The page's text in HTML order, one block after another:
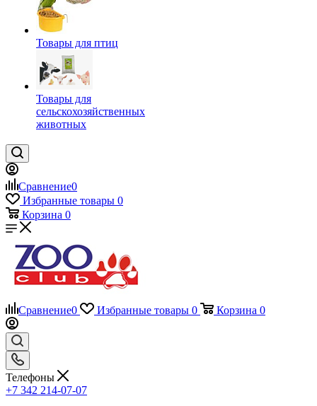
Товары для птиц
Товары для
сельскохозяйственных
животных
Сравнение0
Избранные товары 0
Корзина 0
Сравнение0 Избранные товары 0 Корзина 0
Телефоны
+7 342 214-07-07